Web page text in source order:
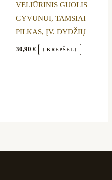
VELIŪRINIS GUOLIS
GYVŪNUI, TAMSIAI
PILKAS, ĮV. DYDŽIŲ
30,90 € Į KREPŠELĮ
be
chosen
on